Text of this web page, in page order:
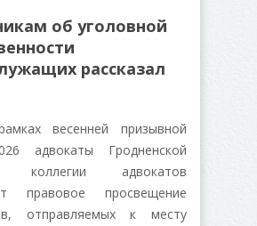
об уголовной
рассказал
весенней призывной
адвокаты Гродненской
коллегии адвокатов
правовое просвещение
отправляемых к месту